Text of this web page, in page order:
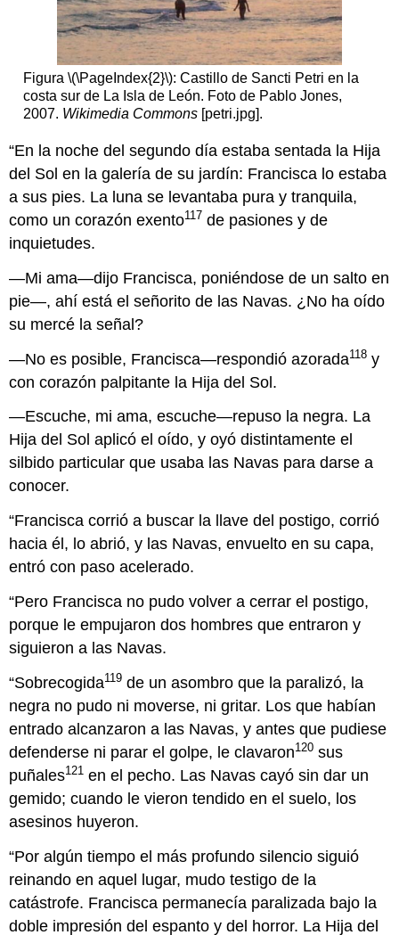
Figura \(\PageIndex{2}\): Castillo de Sancti Petri en la
costa sur de La Isla de León. Foto de Pablo Jones,
2007. Wikimedia Commons[petri.jpg].
“En la noche del segundo día estaba sentada la Hija
del Sol en la galería de su jardín: Francisca lo estaba
a sus pies. La luna se levantaba pura y tranquila,
como un corazón exento117 de pasiones y de
inquietudes.
—Mi ama—dijo Francisca, poniéndose de un salto en
pie—, ahí está el señorito de las Navas. ¿No ha oído
su mercé la señal?
—No es posible, Francisca—respondió azorada118 y
con corazón palpitante la Hija del Sol.
—Escuche, mi ama, escuche—repuso la negra. La
Hija del Sol aplicó el oído, y oyó distintamente el
silbido particular que usaba las Navas para darse a
conocer.
“Francisca corrió a buscar la llave del postigo, corrió
hacia él, lo abrió, y las Navas, envuelto en su capa,
entró con paso acelerado.
“Pero Francisca no pudo volver a cerrar el postigo,
porque le empujaron dos hombres que entraron y
siguieron a las Navas.
“Sobrecogida119 de un asombro que la paralizó, la
negra no pudo ni moverse, ni gritar. Los que habían
entrado alcanzaron a las Navas, y antes que pudiese
defenderse ni parar el golpe, le clavaron120 sus
puñales121 en el pecho. Las Navas cayó sin dar un
gemido; cuando le vieron tendido en el suelo, los
asesinos huyeron.
“Por algún tiempo el más profundo silencio siguió
reinando en aquel lugar, mudo testigo de la
catástrofe. Francisca permanecía paralizada bajo la
doble impresión del espanto y del horror. La Hija del